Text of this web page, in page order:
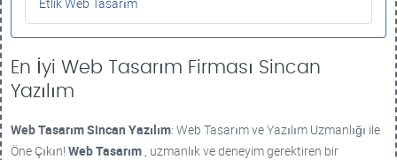
En İyi Web Tasarım Firması Sincan
Yazılım
Web TasarımSincan Yazılım: Web Tasarım ve Yazılım Uzmanlığı ile
Öne Çıkın! Web Tasarım , uzmanlık ve deneyim gerektiren bir